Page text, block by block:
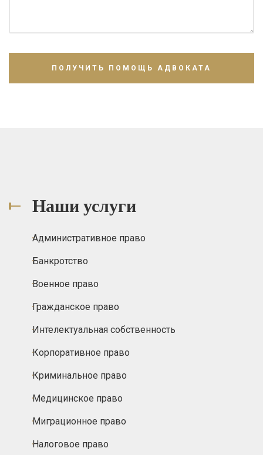
Наши услуги
Административное право
Банкротство
Военное право
Гражданское право
Интелектуальная собственность
Корпоративное право
Криминальное право
Медицинское право
Миграционное право
Налоговое право